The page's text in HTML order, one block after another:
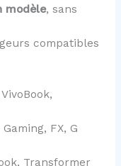
modèle, sans
compatibles
Gaming, FX, G
Transformer